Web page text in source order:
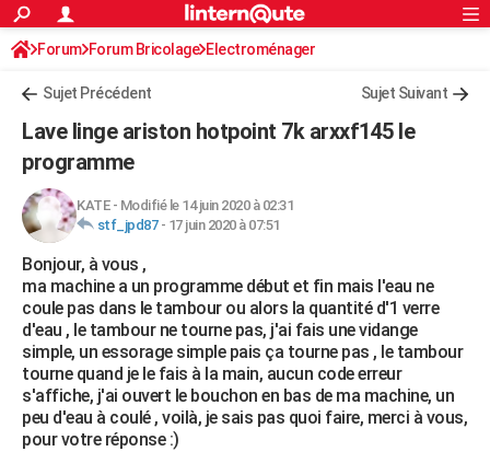
ACTUALITÉS
Politique
Société
Faits Divers
Education
Monde
Villes
+
FINANCE
Retraite
Impôts
Epargne
Immobilier
Risques naturels par ville
Banque
Assurance
Crédit
AUTO
Essais
Réserver un essai
Citadines
Berlines
SUV
Forum auto
HIGH-TECH
Mobiles
Meilleur smartphone
Internet
Ordinateurs
Jeux vidéo
Guide high-tech
+BRICOLAGE
Forum
Aménagement intérieur
Extérieur
Cuisine
Salle de bains
Jardinage
Rangement
WEEK-END
Guides de France
Escapades
Patrimoine
Expositions
Musées
Week-end nature
+LIFESTYLE
Art de vivre
Bien-être
Loisirs
Mode
Modes de vie
SANTE
S'inscrire
Connexion
Forum Forum Bricolage Electroménager
Sujet Précédent Sujet Suivant
Lave linge ariston hotpoint 7k arxxf145 le
programme
KATE- Modifié le 14 juin 2020 à 02:31
stf_jpd87- 17 juin 2020 à 07:51
Bonjour, à vous ,
ma machine a un programme début et fin mais l'eau ne
coule pas dans le tambour ou alors la quantité d'1 verre
d'eau , le tambour ne tourne pas, j'ai fais une vidange
simple, un essorage simple pais ça tourne pas , le tambour
tourne quand je le fais à la main, aucun code erreur
s'affiche, j'ai ouvert le bouchon en bas de ma machine, un
peu d'eau à coulé , voilà, je sais pas quoi faire, merci à vous,
pour votre réponse :)